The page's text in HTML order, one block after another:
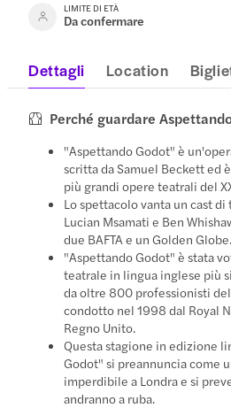
LIMITE DI ETÀ
Da confermare
Dettagli Location
Perché guardare
"Aspettando Godot" è
scritta da Samuel Beckett ed
più grandi opere teatrali del
Lo spettacolo vanta un cast
Lucian Msamati e Ben
due BAFTA e un Golden Globe.
"Aspettando Godot" è stata
teatrale in lingua inglese più
da oltre 800 professionisti
condotto nel 1998 dal Royal
Regno Unito.
Questa stagione in edizione
Godot" si preannuncia come
imperdibile a Londra e si
andranno a ruba.